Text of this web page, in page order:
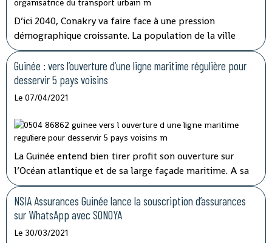
D’ici 2040, Conakry va faire face à une pression
démographique croissante. La population de la ville
pourrait atteindre 5,5 millions d’habitants à cet horizon
contre 2,7 millions actuellement. Le système de
transports en commun actuellement déployé a
montré ses limites.
Guinée : vers l’ouverture d’une ligne maritime régulière pour
desservir 5 pays voisins
Le 07/04/2021
La Guinée entend bien tirer profit son ouverture sur
l’Océan atlantique et de sa large façade maritime. A sa
prise de fonction en juin 2020, la nouvelle direction de
Société navale Guinéenne (SNG) annonçait le
développement d’une véritable politique de transport
maritime tout en consolidant les acquis.
NSIA Assurances Guinée lance la souscription d’assurances
sur WhatsApp avec SONOYA
Le 30/03/2021